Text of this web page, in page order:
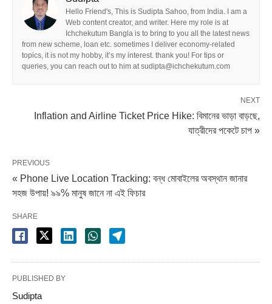
Hello Friend's, This is Sudipta Sahoo, from India. I am a
Web content creator, and writer. Here my role is at
Ichchekutum Bangla is to bring to you all the latest news
from new scheme, loan etc. sometimes I deliver economy-related
topics, it is not my hobby, it’s my interest. thank you! For tips or
queries, you can reach out to him at sudipta@ichchekutum.com
NEXT
Inflation and Airline Ticket Price Hike: বিমানের ভাড়া বাড়ছে,
যাত্রীদের পকেটে চাপ »
PREVIOUS
« Phone Live Location Tracking: বন্ধ মোবাইলের অবস্থান জানার
সহজ উপায়! ৯৯% মানুষ জানে না এই ফিচার
SHARE
PUBLISHED BY
Sudipta